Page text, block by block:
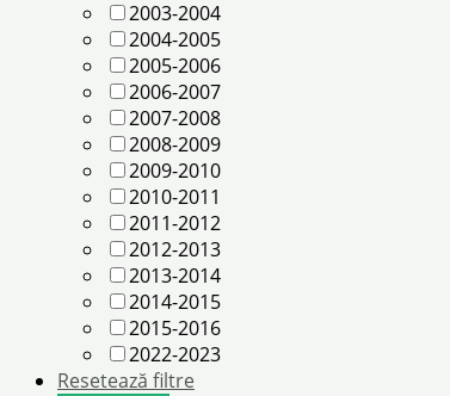
2003-2004
2004-2005
2005-2006
2006-2007
2007-2008
2008-2009
2009-2010
2010-2011
2011-2012
2012-2013
2013-2014
2014-2015
2015-2016
2022-2023
Resetează filtre